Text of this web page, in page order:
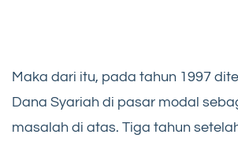
Maka dari itu, pada tahun 1997
Dana Syariah di pasar modal
masalah di atas. Tiga tahun